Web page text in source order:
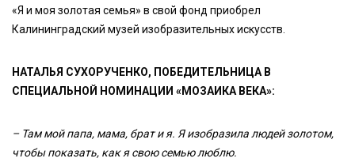
«Я и моя золотая семья» в свой фонд приобрел
Калининградский музей изобразительных искусств.
НАТАЛЬЯ СУХОРУЧЕНКО, ПОБЕДИТЕЛЬНИЦА В
СПЕЦИАЛЬНОЙ НОМИНАЦИИ «МОЗАИКА ВЕКА»:
– Там мой папа, мама, брат и я. Я изобразила людей золотом,
чтобы показать, как я свою семью люблю.